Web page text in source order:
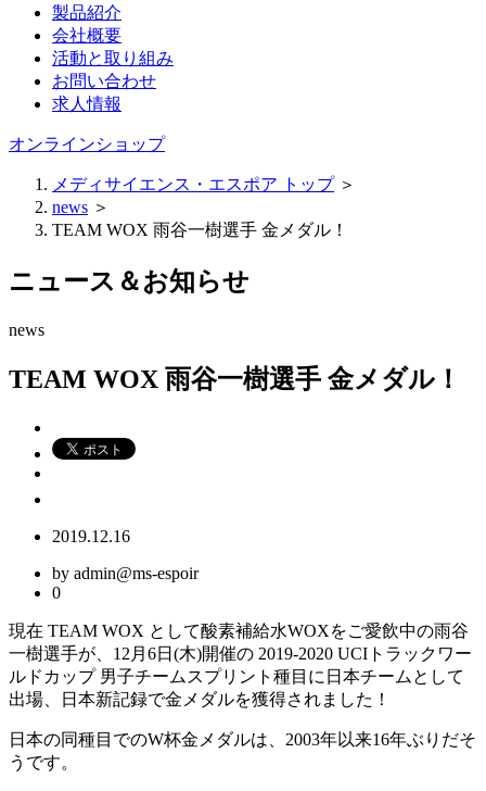
製品紹介
会社概要
活動と取り組み
お問い合わせ
求人情報
オンラインショップ
メディサイエンス・エスポア トップ＞
news ＞
TEAM WOX 雨谷一樹選手 金メダル！
ニュース＆お知らせ
news
TEAM WOX 雨谷一樹選手 金メダル！
2019.12.16
by admin@ms-espoir
0
現在 TEAM WOX として酸素補給水WOXをご愛飲中の雨谷
一樹選手が、12月6日(木)開催の 2019-2020 UCIトラックワー
ルドカップ 男子チームスプリント種目に日本チームとして
出場、日本新記録で金メダルを獲得されました！
日本の同種目でのW杯金メダルは、2003年以来16年ぶりだそ
うです。